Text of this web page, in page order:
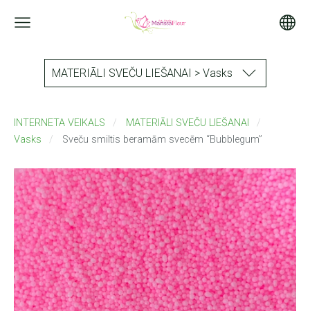
MATERIĀLI SVEČU LIEŠANAI > Vasks
INTERNETA VEIKALS
MATERIĀLI SVEČU LIEŠANAI
Vasks
Sveču smiltis beramām svecēm “Bubblegum”